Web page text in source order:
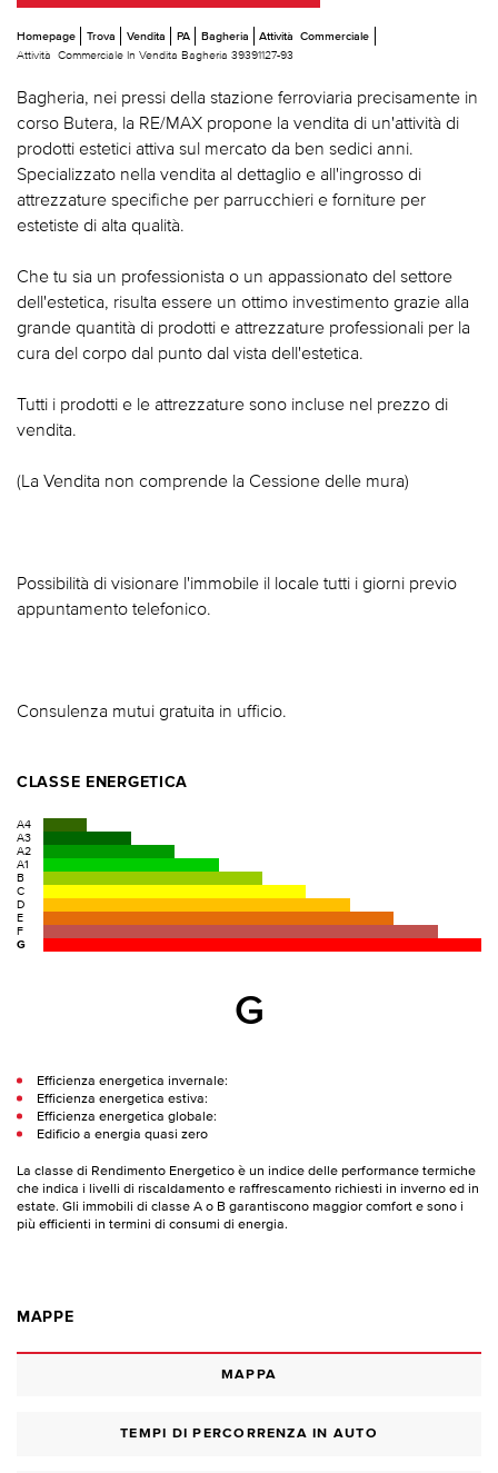
Homepage Trova Vendita PA Bagheria
Attività Commerciale
Attività Commerciale In Vendita Bagheria 39391127-93
Bagheria, nei pressi della stazione ferroviaria precisamente in
corso Butera, la RE/MAX propone la vendita di un'attività di
prodotti estetici attiva sul mercato da ben sedici anni.
Specializzato nella vendita al dettaglio e all'ingrosso di
attrezzature specifiche per parrucchieri e forniture per
estetiste di alta qualità.
Che tu sia un professionista o un appassionato del settore
dell'estetica, risulta essere un ottimo investimento grazie alla
grande quantità di prodotti e attrezzature professionali per la
cura del corpo dal punto dal vista dell'estetica.
Tutti i prodotti e le attrezzature sono incluse nel prezzo di
vendita.
(La Vendita non comprende la Cessione delle mura)
Possibilità di visionare l'immobile il locale tutti i giorni previo
appuntamento telefonico.
Consulenza mutui gratuita in ufficio.
CLASSE ENERGETICA
A4
A3
A2
A1
B
C
D
E
F
G
G
Efficienza energetica invernale:
Efficienza energetica estiva:
Efficienza energetica globale:
Edificio a energia quasi zero
La classe di Rendimento Energetico è un indice delle performance termiche
che indica i livelli di riscaldamento e raffrescamento richiesti in inverno ed in
estate. Gli immobili di classe A o B garantiscono maggior comfort e sono i
più efficienti in termini di consumi di energia.
MAPPE
MAPPA
TEMPI DI PERCORRENZA IN AUTO